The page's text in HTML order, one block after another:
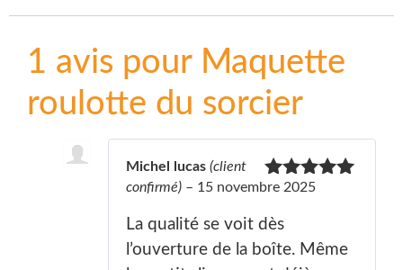
1 avis pour Maquette
roulotte du sorcier
Note5
Michel lucas(client
confirmé) – 15 novembre 2025
La qualité se voit dès
l’ouverture de la boîte. Même